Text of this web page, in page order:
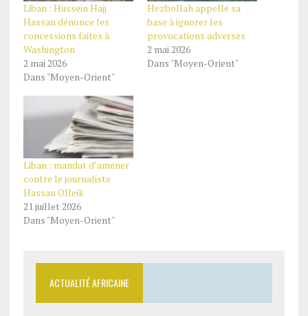
Liban : Hussein Hajj
Hassan dénonce les
concessions faites à
Washington
2 mai 2026
Dans "Moyen-Orient"
Hezbollah appelle sa
base à ignorer les
provocations adverses
2 mai 2026
Dans "Moyen-Orient"
Liban : mandat d’amener
contre le journaliste
Hassan Olleik
21 juillet 2026
Dans "Moyen-Orient"
ACTUALITÉ AFRICAINE